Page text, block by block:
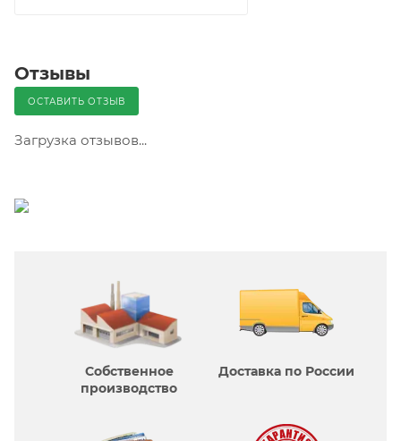
Отзывы
ОСТАВИТЬ ОТЗЫВ
Загрузка отзывов...
Собственное
производcтво
Доставка по России